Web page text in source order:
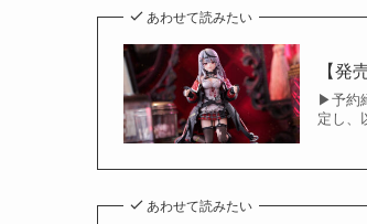
あわせて読みたい
【発
▶︎予約
定し、
あわせて読みたい